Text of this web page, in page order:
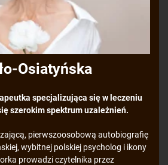
Osiatyńska
specjalizująca się w leczeniu
szerokim spektrum uzależnień.
pierwszoosobową autobiografię
wybitnej polskiej psycholog i ikony
prowadzi czytelnika przez